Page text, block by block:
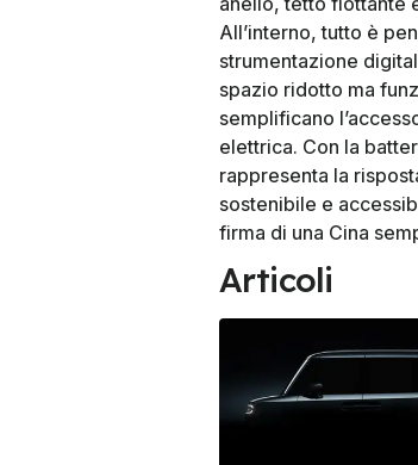
All’interno, tutto è
strumentazione
spazio ridotto ma
semplificano
elettrica. Con la
rappresenta la
sostenibile e
firma di una Cina
Articoli